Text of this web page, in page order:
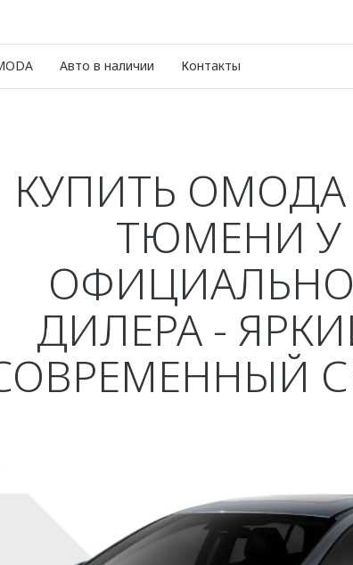
Авто в наличии Контакты
КУПИТЬ ОМОДА
ТЮМЕНИ У
ДИЛЕРА -